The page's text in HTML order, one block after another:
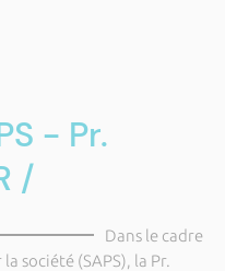
- Pr.
/
Dans le cadre
société (SAPS), la Pr.